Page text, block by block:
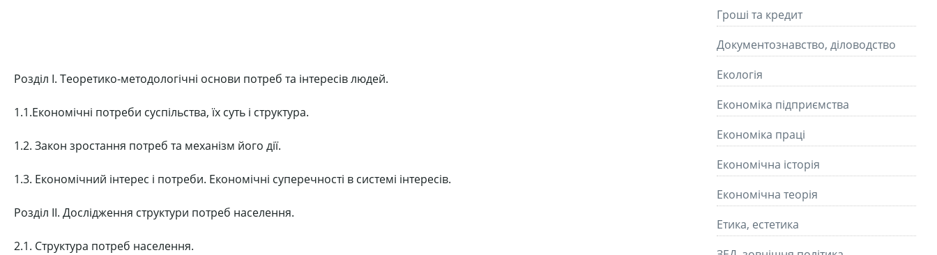
Розділ І. Теоретико-методологічні основи потреб та інтересів людей.
1.1.Економічні потреби суспільства, їх суть і структура.
1.2. Закон зростання потреб та механізм його дії.
1.3. Економічний інтерес і потреби. Економічні суперечності в системі інтересів.
Розділ ІІ. Дослідження структури потреб населення.
2.1. Структура потреб населення.
Гроші та кредит
Документознавство, діловодство
Екологія
Економіка підприємства
Економіка праці
Економічна історія
Економічна теорія
Етика, естетика